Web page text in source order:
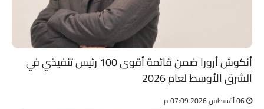
أنكوش أرورا ضمن قائمة أقوى 100 رئيس تنفيذي في
الشرق الأوسط لعام 2026